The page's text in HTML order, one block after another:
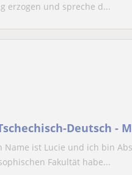
erzogen und spreche d...
Deutsch -
Name ist Lucie und ich bin
Fakultät habe...